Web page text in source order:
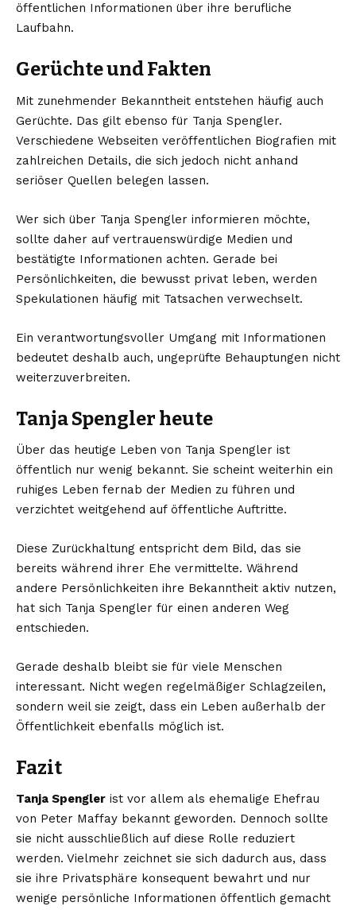
öffentlichen Informationen über ihre berufliche
Laufbahn.
Gerüchte und Fakten
Mit zunehmender Bekanntheit entstehen häufig auch
Gerüchte. Das gilt ebenso für Tanja Spengler.
Verschiedene Webseiten veröffentlichen Biografien mit
zahlreichen Details, die sich jedoch nicht anhand
seriöser Quellen belegen lassen.
Wer sich über Tanja Spengler informieren möchte,
sollte daher auf vertrauenswürdige Medien und
bestätigte Informationen achten. Gerade bei
Persönlichkeiten, die bewusst privat leben, werden
Spekulationen häufig mit Tatsachen verwechselt.
Ein verantwortungsvoller Umgang mit Informationen
bedeutet deshalb auch, ungeprüfte Behauptungen nicht
weiterzuverbreiten.
Tanja Spengler heute
Über das heutige Leben von Tanja Spengler ist
öffentlich nur wenig bekannt. Sie scheint weiterhin ein
ruhiges Leben fernab der Medien zu führen und
verzichtet weitgehend auf öffentliche Auftritte.
Diese Zurückhaltung entspricht dem Bild, das sie
bereits während ihrer Ehe vermittelte. Während
andere Persönlichkeiten ihre Bekanntheit aktiv nutzen,
hat sich Tanja Spengler für einen anderen Weg
entschieden.
Gerade deshalb bleibt sie für viele Menschen
interessant. Nicht wegen regelmäßiger Schlagzeilen,
sondern weil sie zeigt, dass ein Leben außerhalb der
Öffentlichkeit ebenfalls möglich ist.
Fazit
Tanja Spengler ist vor allem als ehemalige Ehefrau
von Peter Maffay bekannt geworden. Dennoch sollte
sie nicht ausschließlich auf diese Rolle reduziert
werden. Vielmehr zeichnet sie sich dadurch aus, dass
sie ihre Privatsphäre konsequent bewahrt und nur
wenige persönliche Informationen öffentlich gemacht